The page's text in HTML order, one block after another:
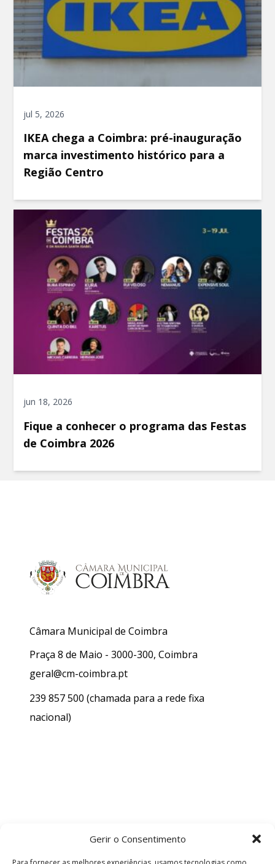
Gerir o Consentimento
jul 5, 2026
IKEA chega a Coimbra: pré-inauguração
marca investimento histórico para a
Região Centro
jun 18, 2026
Fique a conhecer o programa das Festas
de Coimbra 2026
Câmara Municipal de Coimbra
Praça 8 de Maio - 3000-300, Coimbra
geral@cm-coimbra.pt
239 857 500 (chamada para a rede fixa
nacional)